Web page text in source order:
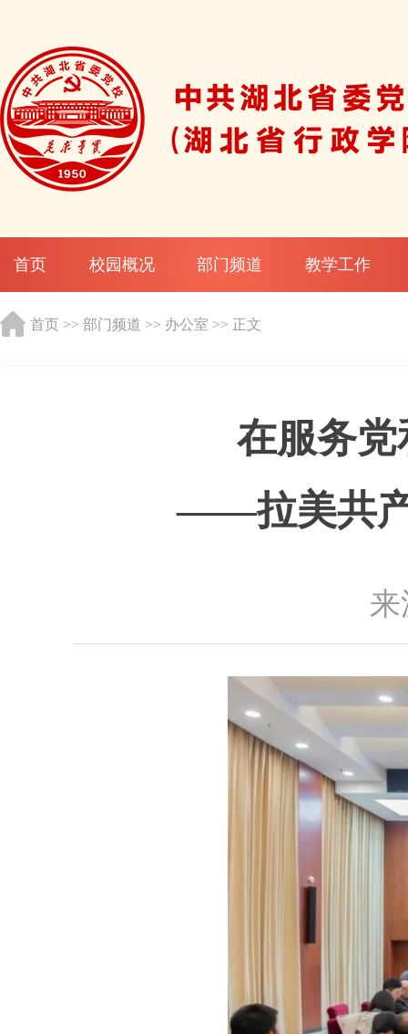
首页 校园概况 部门频道 教学工作
首页 >> 部门频道 >> 办公室 >> 正文
在服务
——拉美共产